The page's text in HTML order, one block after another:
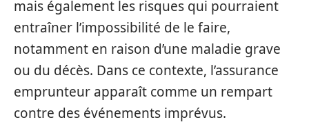
mais également les risques qui pourraient
entraîner l’impossibilité de le faire,
notamment en raison d’une maladie grave
ou du décès. Dans ce contexte, l’assurance
emprunteur apparaît comme un rempart
contre des événements imprévus.